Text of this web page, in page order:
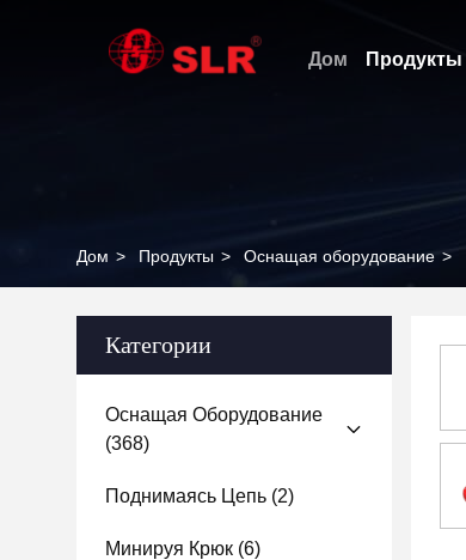
Дом Продукты
Дом > Продукты > Оснащая оборудование >
Категории
Оснащая Оборудование
(368)
Поднимаясь Цепь (2)
Минируя Крюк (6)